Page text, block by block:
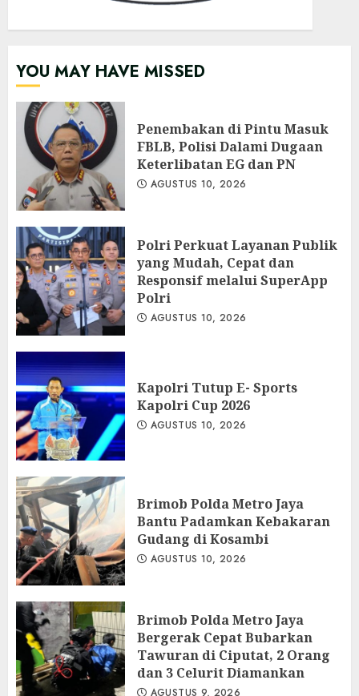
YOU MAY HAVE MISSED
Penembakan di Pintu Masuk
FBLB, Polisi Dalami Dugaan
Keterlibatan EG dan PN
AGUSTUS 10, 2026
Polri Perkuat Layanan Publik
yang Mudah, Cepat dan
Responsif melalui SuperApp
Polri
AGUSTUS 10, 2026
Kapolri Tutup E- Sports
Kapolri Cup 2026
AGUSTUS 10, 2026
Brimob Polda Metro Jaya
Bantu Padamkan Kebakaran
Gudang di Kosambi
AGUSTUS 10, 2026
Brimob Polda Metro Jaya
Bergerak Cepat Bubarkan
Tawuran di Ciputat, 2 Orang
dan 3 Celurit Diamankan
AGUSTUS 9, 2026